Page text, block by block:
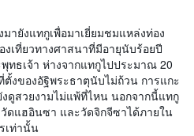
ายังแทกูเพื่อมาเยี่ยมชมแหล่งท่อง
เที่ยวทางศาสนาที่มีอายุนับร้อยปี
ทธเจ้า ห่างจากแทกูไปประมาณ 20
งของอัฐิพระธาตุนับไม่ถ้วน การแกะ
ดูสวยงามไม่แพ้ที่ไหน นอกจากนี้แทกู
ดแฮอินซา และวัดจิกจีซาได้ภายใน
เท่านั้น